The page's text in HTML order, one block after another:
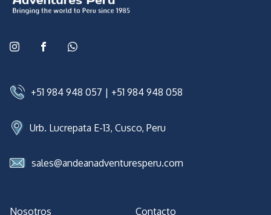
+51 984 948 057 | +51 984 948 058
Urb. Lucrepata E-13, Cusco, Peru
sales@andeanadventuresperu.com
Nosotros Contacto